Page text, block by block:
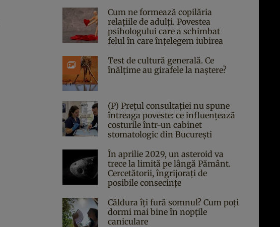
Cum ne formează copilăria
relațiile de adulți. Povestea
psihologului care a schimbat
felul în care înțelegem iubirea
Test de cultură generală. Ce
înălțime au girafele la naștere?
(P) Prețul consultației nu spune
întreaga poveste: ce influențează
costurile într-un cabinet
stomatologic din București
În aprilie 2029, un asteroid va
trece la limită pe lângă Pământ.
Cercetătorii, îngrijorați de
posibile consecințe
Căldura îți fură somnul? Cum poți
dormi mai bine în nopțile
caniculare